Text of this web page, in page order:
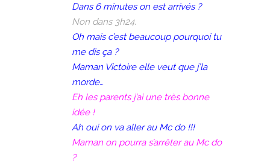
Dans 6 minutes on est arrivés ?
Non dans 3h24.
Oh mais c’est beaucoup pourquoi tu
me dis ça ?
Maman Victoire elle veut que j’la
morde…
Eh les parents j’ai une très bonne
idée !
Ah oui on va aller au Mc do !!!
Maman on pourra s’arrêter au Mc do
?